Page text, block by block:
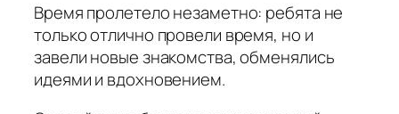
Время пролетело незаметно: ребята не
только отлично провели время, но и
завели новые знакомства, обменялись
идеями и вдохновением.